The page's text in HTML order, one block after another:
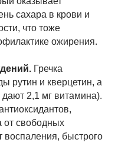
сахара в крови и
что тоже
ожирения.
Гречка
рутин и кверцетин, а
2,1 мг витамина).
от свободных
воспаления, быстрого